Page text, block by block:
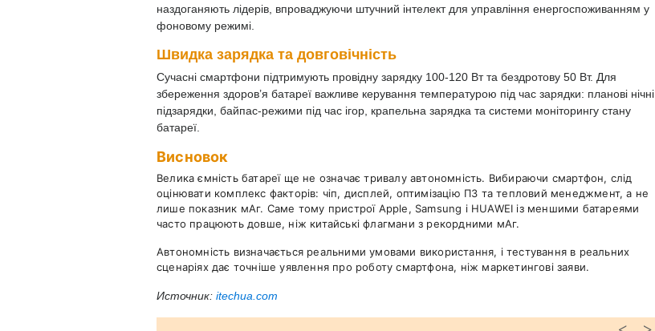
наздоганяють лідерів, впроваджуючи штучний інтелект для управління енергоспоживанням у
фоновому режимі.
Швидка зарядка та довговічність
Сучасні смартфони підтримують провідну зарядку 100-120 Вт та бездротову 50 Вт. Для
збереження здоров’я батареї важливе керування температурою під час зарядки: планові нічні
підзарядки, байпас-режими під час ігор, крапельна зарядка та системи моніторингу стану
батареї.
Висновок
Велика ємність батареї ще не означає тривалу автономність. Вибираючи смартфон, слід
оцінювати комплекс факторів: чіп, дисплей, оптимізацію ПЗ та тепловий менеджмент, а не
лише показник мАг. Саме тому пристрої Apple, Samsung і HUAWEI із меншими батареями
часто працюють довше, ніж китайські флагмани з рекордними мАг.
Автономність визначається реальними умовами використання, і тестування в реальних
сценаріях дає точніше уявлення про роботу смартфона, ніж маркетингові заяви.
Источник: itechua.com